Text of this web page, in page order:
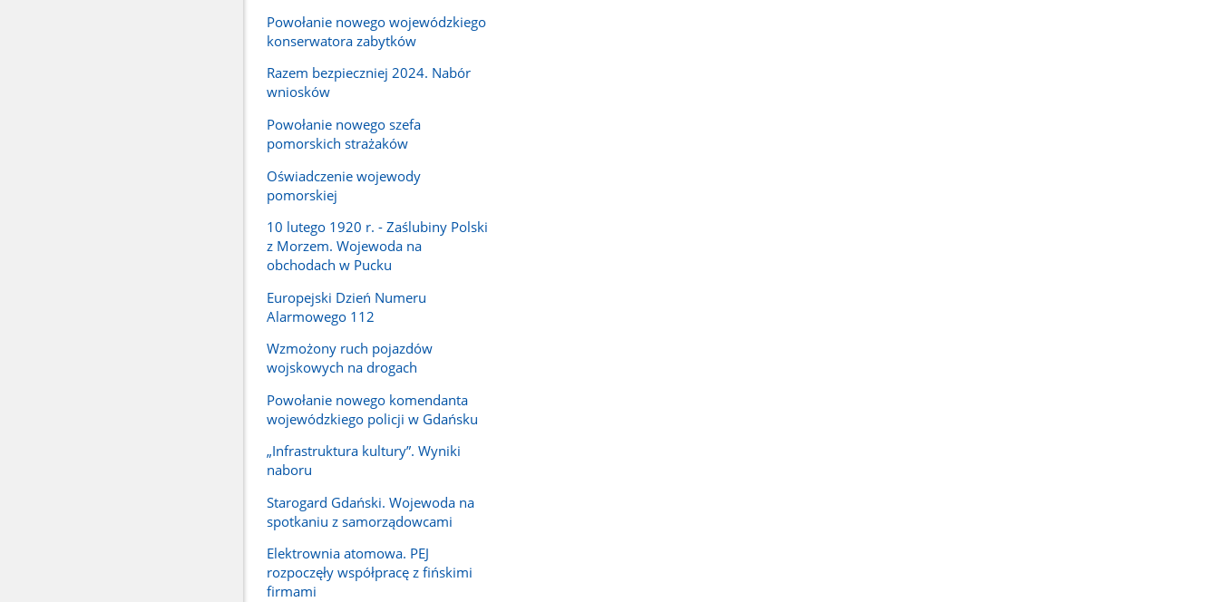
Powołanie nowego wojewódzkiego
konserwatora zabytków
Razem bezpieczniej 2024. Nabór
wniosków
Powołanie nowego szefa
pomorskich strażaków
Oświadczenie wojewody
pomorskiej
10 lutego 1920 r. - Zaślubiny Polski
z Morzem. Wojewoda na
obchodach w Pucku
Europejski Dzień Numeru
Alarmowego 112
Wzmożony ruch pojazdów
wojskowych na drogach
Powołanie nowego komendanta
wojewódzkiego policji w Gdańsku
„Infrastruktura kultury”. Wyniki
naboru
Starogard Gdański. Wojewoda na
spotkaniu z samorządowcami
Elektrownia atomowa. PEJ
rozpoczęły współpracę z fińskimi
firmami